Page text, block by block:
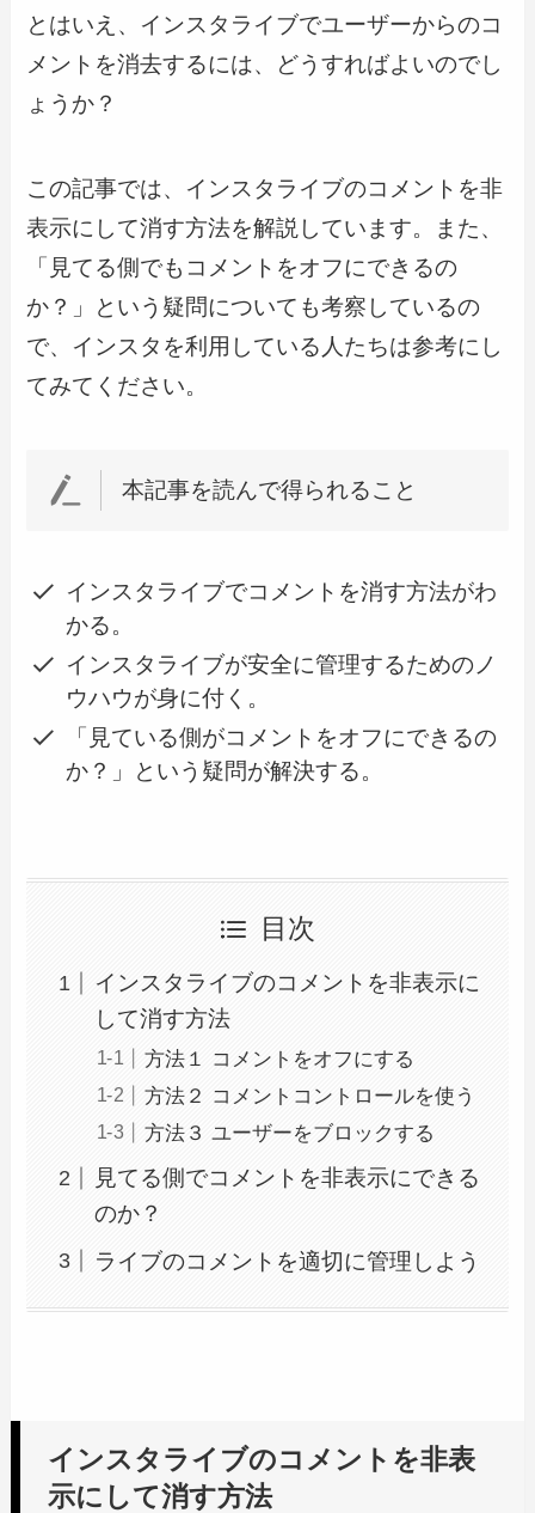
とはいえ、インスタライブでユーザーからのコ
メントを消去するには、どうすればよいのでし
ょうか？
この記事では、インスタライブのコメントを非
表示にして消す方法を解説しています。また、
「見てる側でもコメントをオフにできるの
か？」という疑問についても考察しているの
で、インスタを利用している人たちは参考にし
てみてください。
本記事を読んで得られること
インスタライブでコメントを消す方法がわ
かる。
インスタライブが安全に管理するためのノ
ウハウが身に付く。
「見ている側がコメントをオフにできるの
か？」という疑問が解決する。
目次
インスタライブのコメントを非表示に
して消す方法
方法１ コメントをオフにする
方法２ コメントコントロールを使う
方法３ ユーザーをブロックする
見てる側でコメントを非表示にできる
のか？
ライブのコメントを適切に管理しよう
インスタライブのコメントを非表
示にして消す方法